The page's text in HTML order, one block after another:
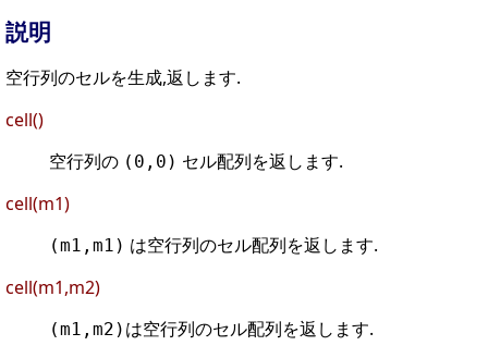
説明
空行列のセルを生成,返します.
cell()
空行列の (0,0) セル配列を返します.
cell(m1)
(m1,m1) は空行列のセル配列を返します.
cell(m1,m2)
(m1,m2) は空行列のセル配列を返します.